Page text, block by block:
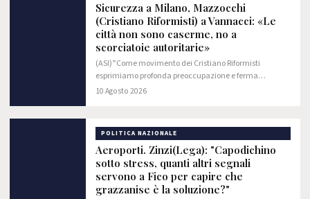
Sicurezza a Milano, Mazzocchi
(Cristiano Riformisti) a Vannacci: «Le
città non sono caserme, no a
scorciatoie autoritarie»
(ASI)”Come movimento dei Cristiano Riformisti
esprimiamo profonda preoccupazione e ferma
contrarietà rispetto alle ultime dichiarazioni del
10 Agosto 2026
POLITICA NAZIONALE
Aeroporti. Zinzi(Lega): "Capodichino
sotto stress, quanti altri segnali
servono a Fico per capire che
grazzanise è la soluzione?"